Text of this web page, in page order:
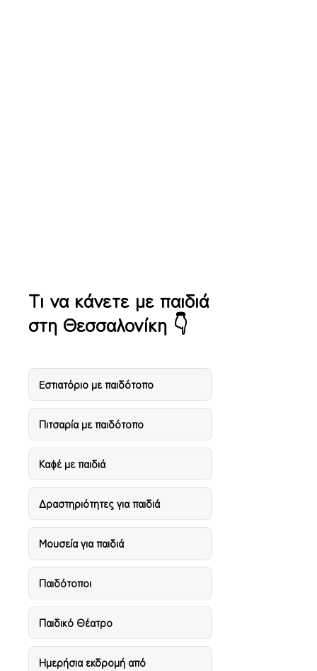
Τι να κάνετε με παιδιά
στη Θεσσαλονίκη 👇
Eστιατόριο με παιδότοπο
Πιτσαρία με παιδότοπο
Καφέ με παιδιά
Δραστηριότητες για παιδιά
Μουσεία για παιδιά
Παιδότοποι
Παιδικό Θέατρο
Ημερήσια εκδρομή από